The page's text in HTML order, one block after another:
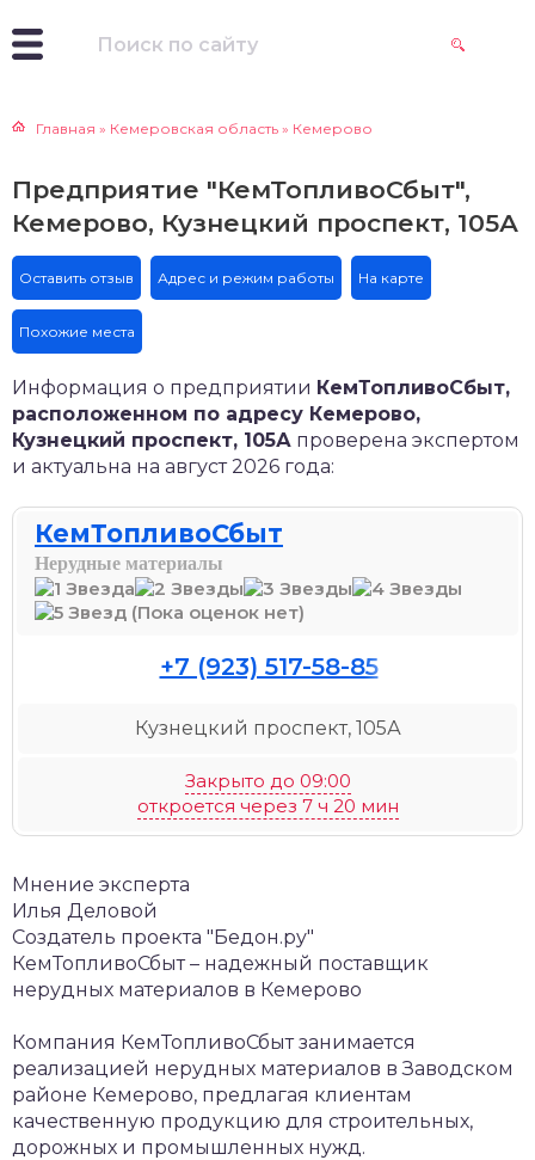
Главная » Кемеровская область » Кемерово
Предприятие "КемТопливоСбыт",
Кемерово, Кузнецкий проспект, 105А
Оставить отзыв Адрес и режим работы На карте
Похожие места
Информация о предприятии КемТопливоСбыт,
расположенном по адресу Кемерово,
Кузнецкий проспект, 105А проверена экспертом
и актуальна на август 2026 года:
КемТопливоСбыт
Нерудные материалы
(Пока оценок нет)
+7 (923) 517-58-85
Кузнецкий проспект, 105А
Закрыто до 09:00
откроется через 7 ч 20 мин
Мнение эксперта
Илья Деловой
Создатель проекта "Бедон.ру"
КемТопливоСбыт – надежный поставщик
нерудных материалов в Кемерово
Компания КемТопливоСбыт занимается
реализацией нерудных материалов в Заводском
районе Кемерово, предлагая клиентам
качественную продукцию для строительных,
дорожных и промышленных нужд.